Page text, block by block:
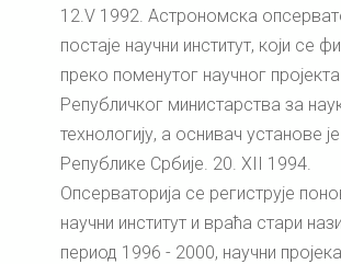
12.V 1992. Астрономска
постаје научни институт, који се
преко поменутог научног
Републичког министарства за
технологију, а оснивач установе
Републике Србије. 20. XII 1994.
Опсерваторија се региструје
научни институт и враћа стари
период 1996 - 2000, научни